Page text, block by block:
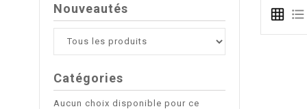
Nouveautés
Catégories
Aucun choix disponible pour ce